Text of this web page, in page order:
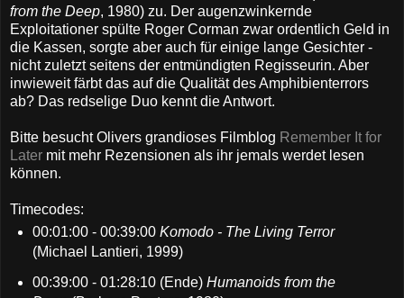
from the Deep, 1980) zu. Der augenzwinkernde
Exploitationer spülte Roger Corman zwar ordentlich Geld in
die Kassen, sorgte aber auch für einige lange Gesichter -
nicht zuletzt seitens der entmündigten Regisseurin. Aber
inwieweit färbt das auf die Qualität des Amphibienterrors
ab? Das redselige Duo kennt die Antwort.
Bitte besucht Olivers grandioses Filmblog Remember It for
Later mit mehr Rezensionen als ihr jemals werdet lesen
können.
Timecodes:
00:01:00 - 00:39:00 Komodo - The Living Terror
(Michael Lantieri, 1999)
00:39:00 - 01:28:10 (Ende) Humanoids from the